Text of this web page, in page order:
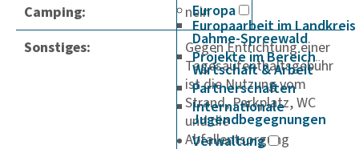
Europa
Europaarbeit im Landkreis
Dahme-Spreewald
Projekte im Bereich
Wirtschaft & Arbeit
Partnerschaften
Internationale
Jugendbegegnungen
Verwaltung
Camping:
nein
Sonstiges:
Gegen Entrichtung einer
Tagesaufenthaltsgebühr
ist die Nutzung vom
Strand, Parkplatz, WC
und die
Abfallentsorgung